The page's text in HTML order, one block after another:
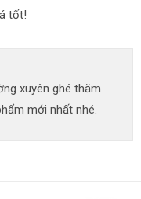
tốt!
xuyên ghé thăm
mới nhất nhé.